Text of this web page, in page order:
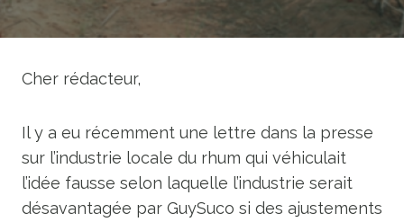
Cher rédacteur,
Il y a eu récemment une lettre dans la presse
sur l’industrie locale du rhum qui véhiculait
l’idée fausse selon laquelle l’industrie serait
désavantagée par GuySuco si des ajustements